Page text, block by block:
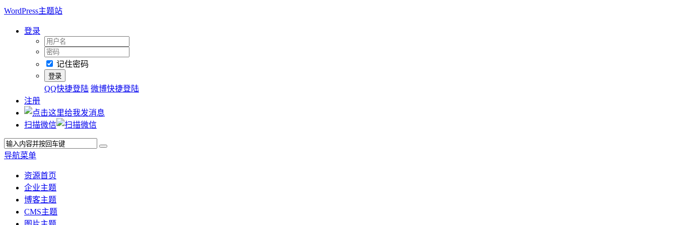
WordPress主题站
登录
记住密码
QQ快捷登陆 微博快捷登陆
注册
扫描微信
导航菜单
资源首页
企业主题
博客主题
CMS主题